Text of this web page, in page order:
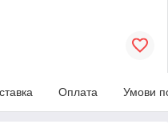
Оплата Умови